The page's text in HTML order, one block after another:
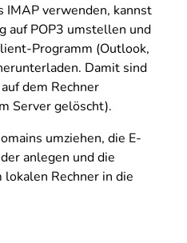
IMAP verwenden, kannst
auf POP3 umstellen und
Programm (Outlook,
Damit sind
dem Rechner
Server gelöscht).
umziehen, die E-
anlegen und die
Rechner in die